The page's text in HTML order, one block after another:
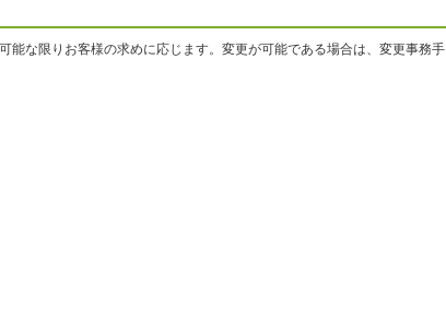
能な限りお客様の求めに応じます。変更が可能である場合は、変更事務手